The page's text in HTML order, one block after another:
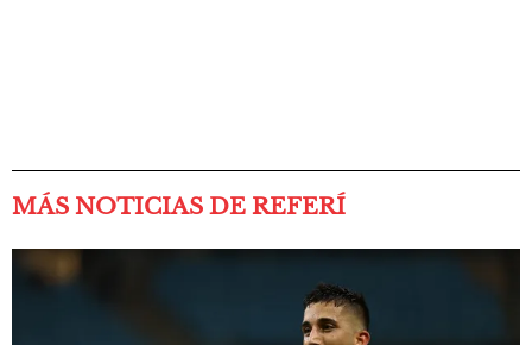
MÁS NOTICIAS DE REFERÍ